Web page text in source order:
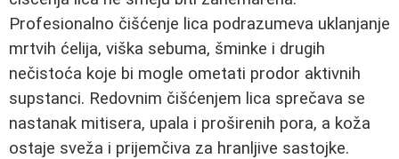
Profesionalno čišćenje lica podrazumeva uklanjanje
mrtvih ćelija, viška sebuma, šminke i drugih
nečistoća koje bi mogle ometati prodor aktivnih
supstanci. Redovnim čišćenjem lica sprečava se
nastanak mitisera, upala i proširenih pora, a koža
ostaje sveža i prijemčiva za hranljive sastojke.